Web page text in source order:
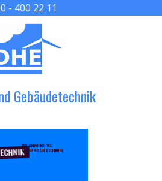
- 400 22 11
Gebäudetechnik
DER HANDWERKER ENGEL
GRÖßER, BESSER & SCHNELLER